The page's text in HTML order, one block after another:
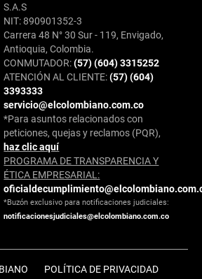
S.A.S
NIT: 890901352-3
Carrera 48 N° 30 Sur - 119, Envigado,
Antioquia, Colombia.
CONMUTADOR:(57) (604) 3315252
ATENCIÓN AL CLIENTE:(57) (604)
3393333
servicio@elcolombiano.com.co
*Para asuntos relacionados con
peticiones, quejas y reclamos (PQR),
haz clic aquí
PROGRAMA DE TRANSPARENCIA Y
ÉTICA EMPRESARIAL:
*Buzón exclusivo para notificaciones judiciales:
notificacionesjudiciales@elcolombiano.com.co
POLÍTICA DE PRIVACIDAD